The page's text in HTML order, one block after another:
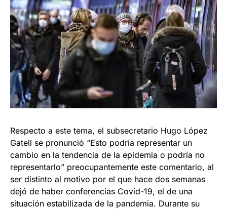
Respecto a este tema, el subsecretario Hugo López
Gatell se pronunció “Esto podría representar un
cambio en la tendencia de la epidemia o podría no
representarlo” preocupantemente este comentario, al
ser distinto al motivo por el que hace dos semanas
dejó de haber conferencias Covid-19, el de una
situación estabilizada de la pandemia. Durante su